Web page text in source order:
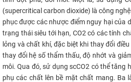
(supercritical carbon dioxide) là công
phục được các nhược điểm nguy hại của
trạng thái siêu tới hạn, CO2 có các tính
lỏng và chất khí, đặc biệt khi thay đổi
thay đổi hệ số thẩm thấu, độ nhớt và
môi. Qua đó, sử dụng scCO2 có thể tăng
phụ các chất lên bề mặt chất mang. Ba